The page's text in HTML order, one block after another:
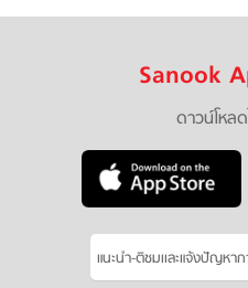
Sanook
ดาวน์โหล
แนะนำ-ติชมเเละแจ้งปัญหาก